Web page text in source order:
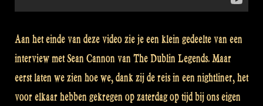
Aan het einde van deze video zie je een klein gedeelte van een
interview met Sean Cannon van The Dublin Legends. Maar
eerst laten we zien hoe we, dank zij de reis in een nightliner, het
voor elkaar hebben gekregen op zaterdag op tijd bij ons eigen